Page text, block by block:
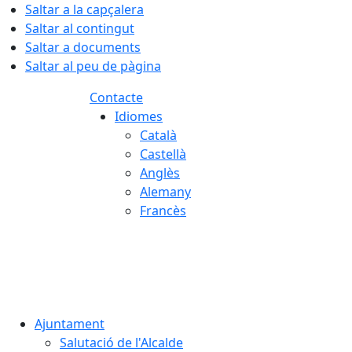
Saltar a la capçalera
Saltar al contingut
Saltar a documents
Saltar al peu de pàgina
Contacte
Idiomes
Català
Castellà
Anglès
Alemany
Francès
Ajuntament
Salutació de l'Alcalde